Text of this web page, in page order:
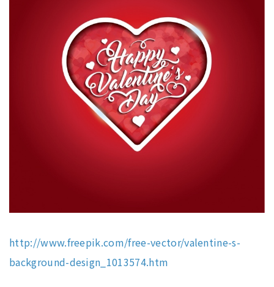
http://www.freepik.com/free-vector/valentine-s-
background-design_1013574.htm